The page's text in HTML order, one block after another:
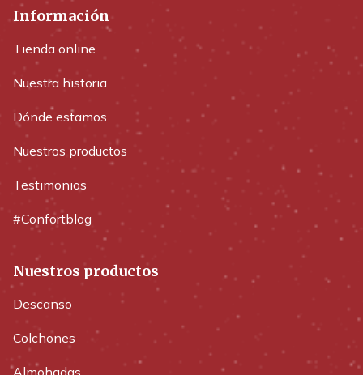
Información
Tienda online
Nuestra historia
Dónde estamos
Nuestros productos
Testimonios
#Confortblog
Nuestros productos
Descanso
Colchones